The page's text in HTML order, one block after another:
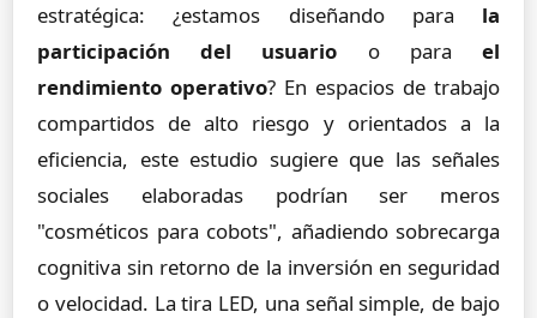
estratégica: ¿estamos diseñando para la
participación del usuario o parael
rendimiento operativo? En espacios de trabajo
compartidos de alto riesgo y orientados a la
eficiencia, este estudio sugiere que las señales
sociales elaboradas podrían ser meros
"cosméticos para cobots", añadiendo sobrecarga
cognitiva sin retorno de la inversión en seguridad
o velocidad. La tira LED, una señal simple, de bajo